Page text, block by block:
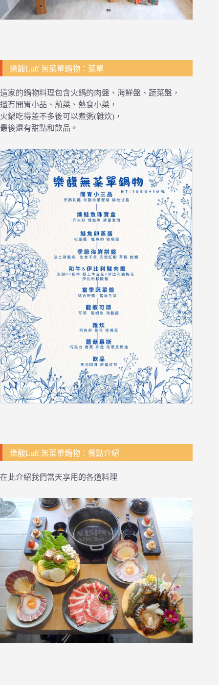
樂馥Luff 無菜單鍋物：菜單
這家的鍋物料理包含火鍋的肉盤、海鮮盤、蔬菜盤，
還有開胃小品、前菜、熱食小菜，
火鍋吃得差不多後可以煮粥(雜炊)，
最後還有甜點和飲品。
樂馥Luff 無菜單鍋物：餐點介紹
在此介紹我們當天享用的各道料理